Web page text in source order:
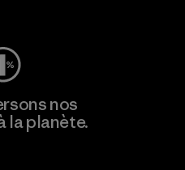
nos
la planète.